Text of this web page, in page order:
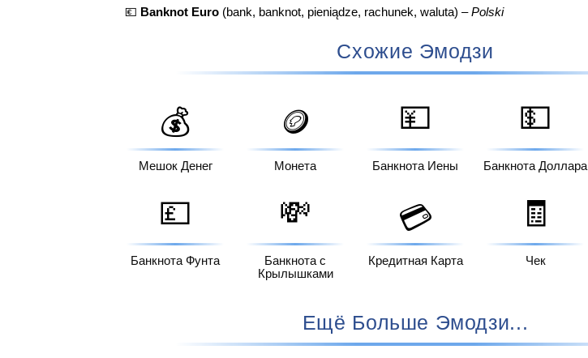
💶 Banknot Euro(bank, banknot, pieniądze, rachunek, waluta) –Polski
Схожие Эмодзи
💰
Мешок Денег
🪙
Монета
💴
Банкнота Иены
💵
Банкнота Доллара
💷
Банкнота Фунта
💸
Банкнота с
Крылышками
💳
Кредитная Карта
🧾
Чек
Ещё Больше Эмодзи...